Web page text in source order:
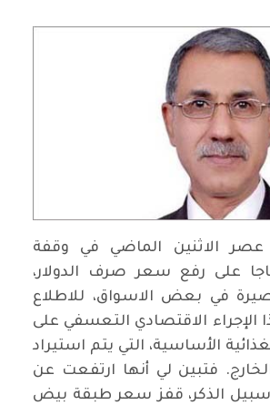
الاثنين الماضي في وقفة
على رفع سعر صرف الدولار،
في بعض الاسواق، للاطلاع
الإجراء الاقتصادي التعسفي على
الأساسية، التي يتم استيراد
فتبين لي أنها ارتفعت عن
الذكر، قفز سعر طبقة بيض